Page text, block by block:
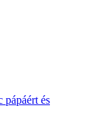
pápáért és